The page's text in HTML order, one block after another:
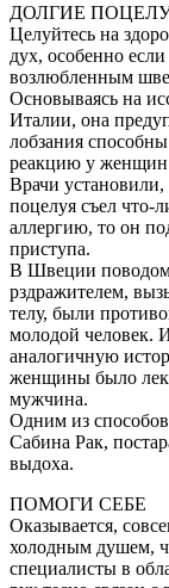
ДОЛГИЕ
Целуйтесь на
дух, особенно
возлюбленным
Основываясь на
Италии, она
лобзания
реакцию у
Врачи установили,
поцелуя съел что-
аллергию, то он
приступа.
В Швеции поводом
рздражителем,
телу, были
молодой человек.
аналогичную
женщины было
мужчина.
Одним из
Сабина Рак,
выдоха.
ПОМОГИ СЕБЕ
Оказывается,
холодным душем,
специалисты в